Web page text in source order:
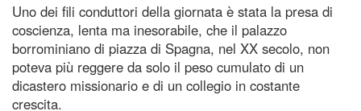
Uno dei fili conduttori della giornata è stata la presa di
coscienza, lenta ma inesorabile, che il palazzo
borrominiano di piazza di Spagna, nel XX secolo, non
poteva più reggere da solo il peso cumulato di un
dicastero missionario e di un collegio in costante
crescita.